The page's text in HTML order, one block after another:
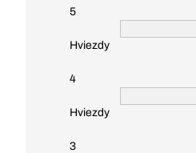
5
Hviezdy
4
Hviezdy
3